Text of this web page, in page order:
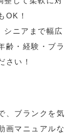
OK！
シニアまで幅広
齢・経験・ブラ
さい！
、ブランクを気
画マニュアルな